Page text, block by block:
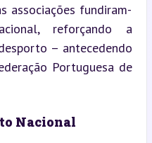
associações fundiram-
reforçando a
– antecedendo
Portuguesa de
Nacional